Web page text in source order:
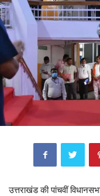
उत्तराखंड की पांचवीं